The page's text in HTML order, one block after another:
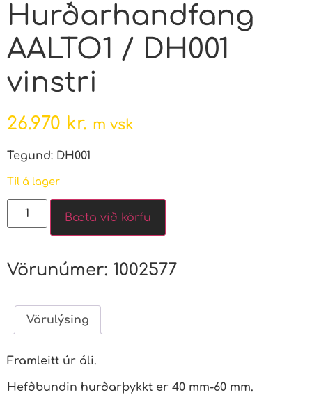
Hurðarhandfang
AALTO1 / DH001
vinstri
26.970 kr. m vsk
Tegund: DH001
Til á lager
Bæta við körfu
Vörunúmer: 1002577
Vörulýsing
Framleitt úr áli.
Hefðbundin hurðarþykkt er 40 mm-60 mm.